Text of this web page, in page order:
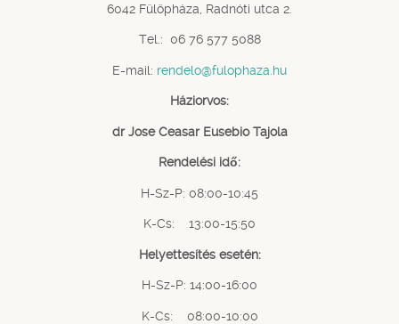
6042 Fülöpháza, Radnóti utca 2.
Tel.: 06 76 577 5088
E-mail: rendelo@fulophaza.hu
Háziorvos:
dr Jose Ceasar Eusebio Tajola
Rendelési idő:
H-Sz-P: 08:00-10:45
K-Cs: 13:00-15:50
Helyettesítés esetén:
H-Sz-P: 14:00-16:00
K-Cs: 08:00-10:00